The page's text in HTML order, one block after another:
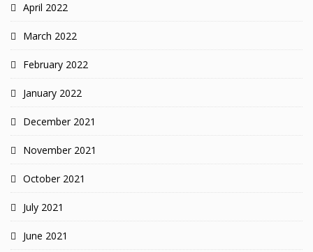
April 2022
March 2022
February 2022
January 2022
December 2021
November 2021
October 2021
July 2021
June 2021